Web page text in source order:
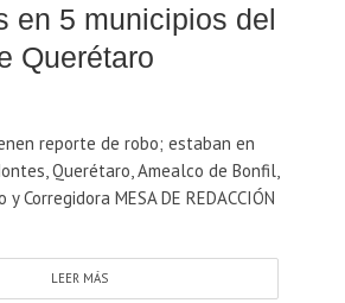
en 5 municipios del
Querétaro
reporte de robo; estaban en
Querétaro, Amealco de Bonfil,
Corregidora MESA DE REDACCIÓN
LEER MÁS